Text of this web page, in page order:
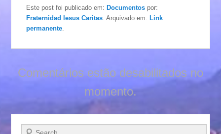
Este post foi publicado em:Documentos por:
Fraternidad Iesus Caritas . Arquivado em:Link
permanente
Comentários estão desabilitados no
momento.
Pesquisar…